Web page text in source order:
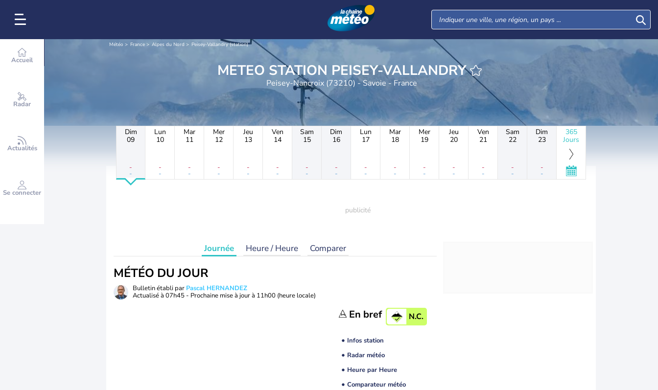
Accueil
Radar
Actualités
Se connecter
Météo France Alpes du Nord Peisey-Vallandry (station)
METEO STATION PEISEY-VALLANDRY
Peisey-Nancroix (73210) - Savoie - France
Dim
09
-
-
Lun
10
-
-
Mar
11
-
-
Mer
12
-
-
Jeu
13
-
-
Ven
14
-
-
Sam
15
-
-
Dim
16
-
-
Lun
17
-
-
Mar
18
-
-
Mer
19
-
-
Jeu
20
-
-
Ven
21
-
-
Sam
22
-
-
Dim
23
-
-
365
Jours
Journée Heure / Heure Comparer
MÉTÉO DU JOUR
Bulletin établi par Pascal HERNANDEZ
Actualisé à 07h45 - Prochaine mise à jour à 11h00 (heure locale)
En bref N.C.
Infos station
Radar météo
Heure par Heure
Comparateur météo